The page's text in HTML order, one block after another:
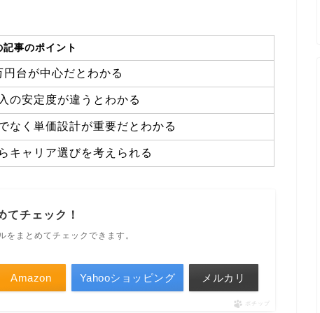
記事のポイント
台が中心だとわかる
の安定度が違うとわかる
なく単価設計が重要だとわかる
キャリア選びを考えられる
てチェック！
をまとめてチェックできます。
Amazon Yahooショッピング メルカリ
ポチップ